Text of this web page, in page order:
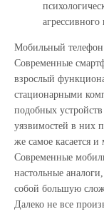
агрессивного
Мобильный телефон
Современные
взрослый
стационарными
подобных
уязвимостей в них
же самое касается
Современные
настольные
собой большую
Далеко не все